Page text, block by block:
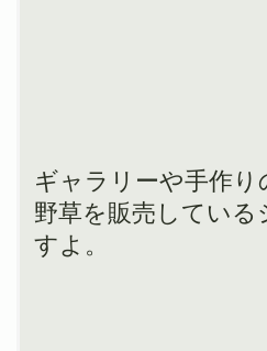
ギャラリーや手作り
野草を販売している
すよ。